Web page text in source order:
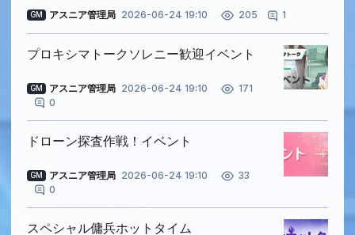
GM アスニア管理局 2026-06-24 19:10 205 1
プロキシマトークソレニー歓迎イベント
GM アスニア管理局 2026-06-24 19:10
171
0
ドローン探査作戦！イベント
GM アスニア管理局 2026-06-24 19:10
33
0
スペシャル傭兵ホットタイム